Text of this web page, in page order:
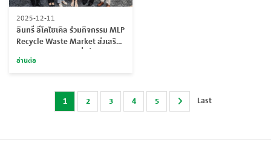
2025-12-11
อินทรี อีโคไซเคิล ร่วมกิจกรรม MLP
Recycle Waste Market ส่งเสริม
อ่านต่อ
1 2 3 4 5 Last